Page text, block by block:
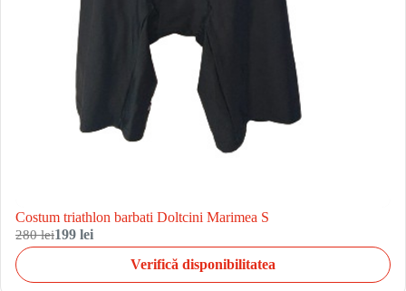
Costum triathlon barbati Doltcini Marimea S
280 lei199 lei
Verifică disponibilitatea